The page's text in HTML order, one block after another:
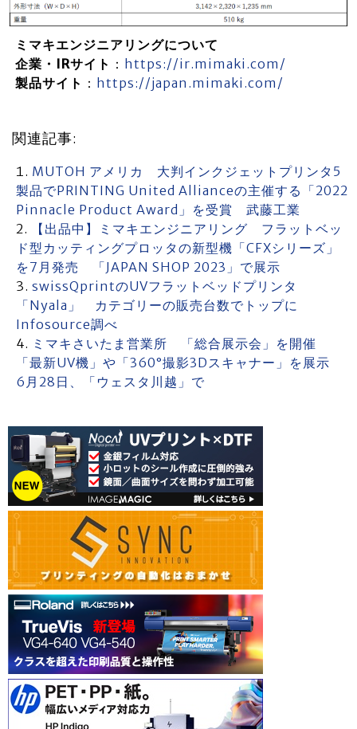
ミマキエンジニアリングについて
企業・IRサイト ： https://ir.mimaki.com/
製品サイト ： https://japan.mimaki.com/
関連記事:
MUTOH アメリカ 大判インクジェットプリンタ5
製品でPRINTING United Allianceの主催する「2022
Pinnacle Product Award」を受賞 武藤工業
【出品中】ミマキエンジニアリング フラットベッ
ド型カッティングプロッタの新型機「CFXシリーズ」
を7月発売 「JAPAN SHOP 2023」で展示
swissQprintのUVフラットベッドプリンタ
「Nyala」 カテゴリーの販売台数でトップに
Infosource調べ
ミマキさいたま営業所 「総合展示会」を開催
「最新UV機」や「360°撮影3Dスキャナー」を展示
6月28日、「ウェスタ川越」で